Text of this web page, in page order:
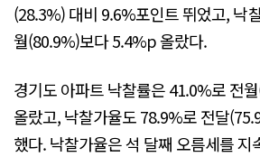
(28.3%) 대비 9.6%포인트 뛰었고, 낙
월(80.9%)보다 5.4%p 올랐다.
경기도 아파트 낙찰률은 41.0%로 전
올랐고, 낙찰가율도 78.9%로 전달
했다. 낙찰가율은 석 달째 오름세를 지